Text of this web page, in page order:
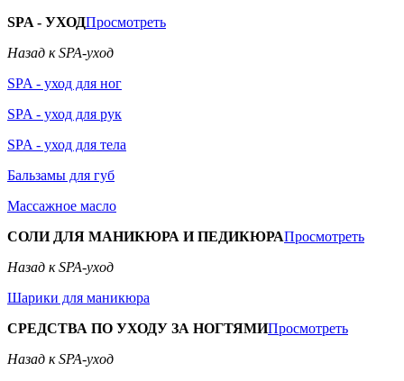
SPA - УХОДПросмотреть
Назад к SPA-уход
SPA - уход для ног
SPA - уход для рук
SPA - уход для тела
Бальзамы для губ
Массажное масло
СОЛИ ДЛЯ МАНИКЮРА И ПЕДИКЮРАПросмотреть
Назад к SPA-уход
Шарики для маникюра
СРЕДСТВА ПО УХОДУ ЗА НОГТЯМИПросмотреть
Назад к SPA-уход